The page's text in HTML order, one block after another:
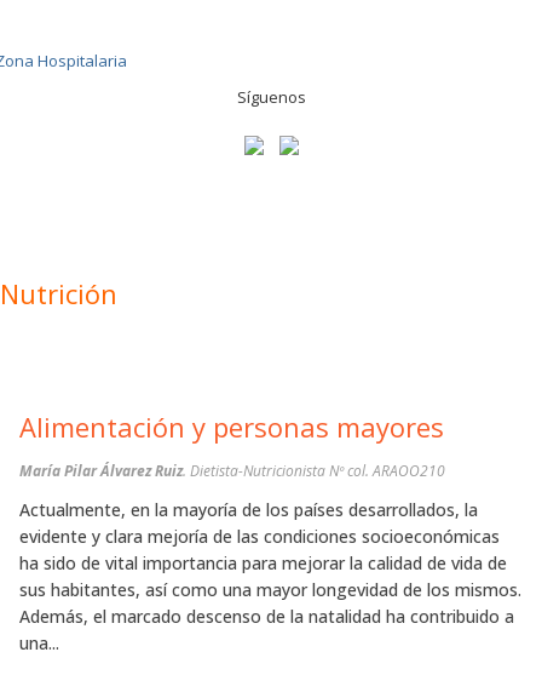
Síguenos
Nutrición
Alimentación y personas mayores
María Pilar Álvarez Ruiz. Dietista-Nutricionista Nº col. ARAOO210
Actualmente, en la mayoría de los países desarrollados, la
evidente y clara mejoría de las condiciones socioeconómicas
ha sido de vital importancia para mejorar la calidad de vida de
sus habitantes, así como una mayor longevidad de los mismos.
Además, el marcado descenso de la natalidad ha contribuido a
una...